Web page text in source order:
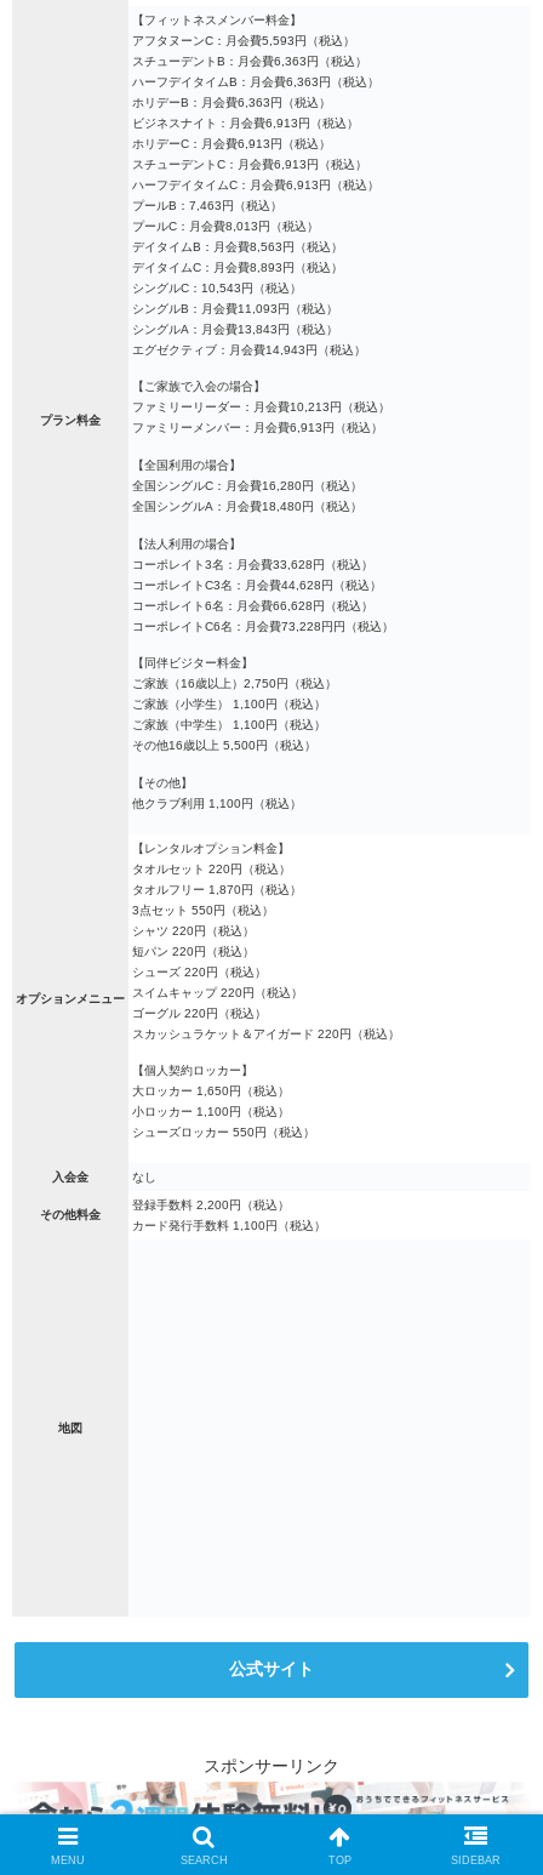
プラン料金
【フィットネスメンバー料金】
アフタヌーンC：月会費5,593円（税込）
スチューデントB：月会費6,363円（税込）
ハーフデイタイムB：月会費6,363円（税込）
ホリデーB：月会費6,363円（税込）
ビジネスナイト：月会費6,913円（税込）
ホリデーC：月会費6,913円（税込）
スチューデントC：月会費6,913円（税込）
ハーフデイタイムC：月会費6,913円（税込）
プールB：7,463円（税込）
プールC：月会費8,013円（税込）
デイタイムB：月会費8,563円（税込）
デイタイムC：月会費8,893円（税込）
シングルC：10,543円（税込）
シングルB：月会費11,093円（税込）
シングルA：月会費13,843円（税込）
エグゼクティブ：月会費14,943円（税込）
【ご家族で入会の場合】
ファミリーリーダー：月会費10,213円（税込）
ファミリーメンバー：月会費6,913円（税込）
【全国利用の場合】
全国シングルC：月会費16,280円（税込）
全国シングルA：月会費18,480円（税込）
【法人利用の場合】
コーポレイト3名：月会費33,628円（税込）
コーポレイトC3名：月会費44,628円（税込）
コーポレイト6名：月会費66,628円（税込）
コーポレイトC6名：月会費73,228円円（税込）
【同伴ビジター料金】
ご家族（16歳以上）2,750円（税込）
ご家族（小学生） 1,100円（税込）
ご家族（中学生） 1,100円（税込）
その他16歳以上 5,500円（税込）
【その他】
他クラブ利用 1,100円（税込）
オプションメニュー
【レンタルオプション料金】
タオルセット 220円（税込）
タオルフリー 1,870円（税込）
3点セット 550円（税込）
シャツ 220円（税込）
短パン 220円（税込）
シューズ 220円（税込）
スイムキャップ 220円（税込）
ゴーグル 220円（税込）
スカッシュラケット＆アイガード 220円（税込）
【個人契約ロッカー】
大ロッカー 1,650円（税込）
小ロッカー 1,100円（税込）
シューズロッカー 550円（税込）
入会金 なし
その他料金
登録手数料 2,200円（税込）
カード発行手数料 1,100円（税込）
地図
公式サイト
スポンサーリンク
MENU SEARCH TOP SIDEBAR